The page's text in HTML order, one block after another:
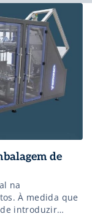
de
na
À medida que
introduzir